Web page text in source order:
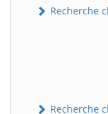
Recherche
Recherche